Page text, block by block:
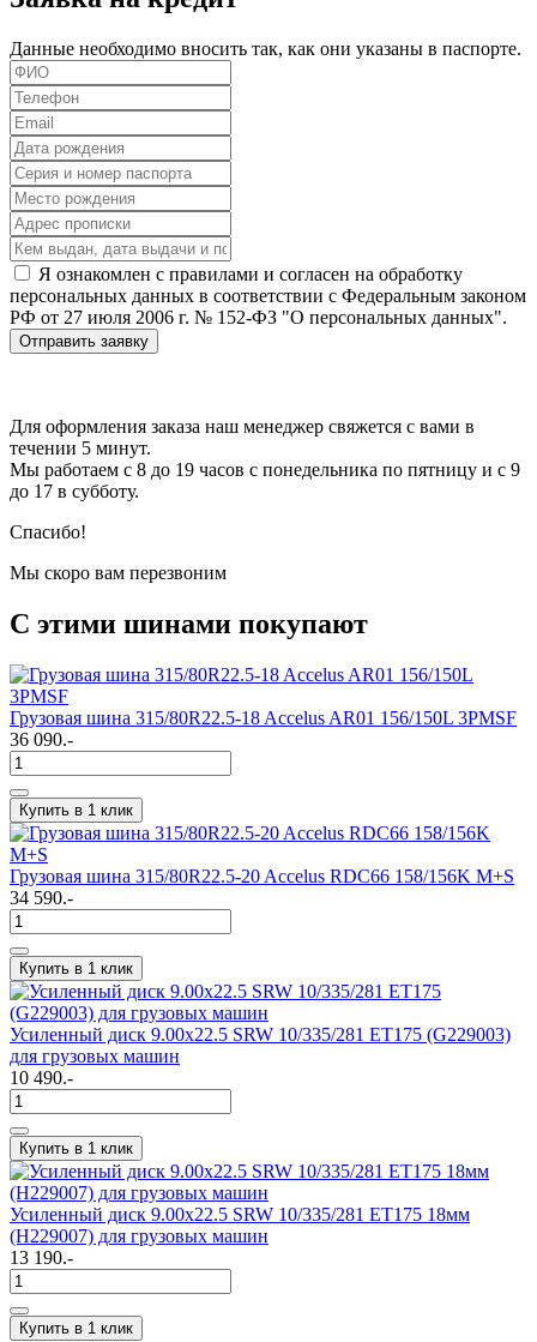
Данные необходимо вносить так, как они указаны в паспорте.
Я ознакомлен с правилами и согласен на обработку
персональных данных в соответствии с Федеральным законом
РФ от 27 июля 2006 г. № 152-ФЗ "О персональных данных".
Отправить заявку
Для оформления заказа наш менеджер свяжется с вами в
течении 5 минут.
Мы работаем с 8 до 19 часов с понедельника по пятницу и с 9
до 17 в субботу.
Спасибо!
Мы скоро вам перезвоним
С этими шинами покупают
Грузовая шина 315/80R22.5-18 Accelus AR01 156/150L 3PMSF
36 090.-
Купить в 1 клик
Грузовая шина 315/80R22.5-20 Accelus RDC66 158/156K M+S
34 590.-
Купить в 1 клик
Усиленный диск 9.00х22.5 SRW 10/335/281 ET175 (G229003)
для грузовых машин
10 490.-
Купить в 1 клик
Усиленный диск 9.00х22.5 SRW 10/335/281 ET175 18мм
(H229007) для грузовых машин
13 190.-
Купить в 1 клик